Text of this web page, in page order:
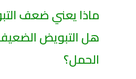
ماذا يعني ضعف
هل التبويض
الحمل؟